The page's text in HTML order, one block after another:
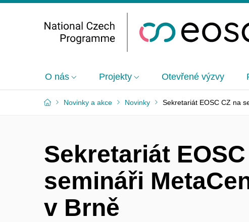
O nás Projekty Otevřené výzvy
Novinky a akce Novinky Sekretariát EOSC CZ na
Sekretariát
semináři
v Brně